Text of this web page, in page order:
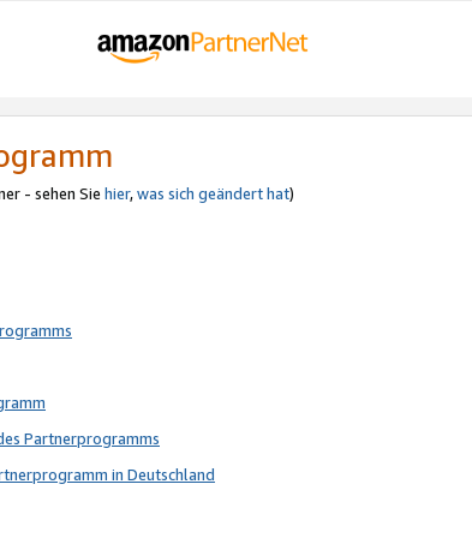
- sehen Sie hier,was sich geändert hat)
Partnerprogramms
in Deutschland